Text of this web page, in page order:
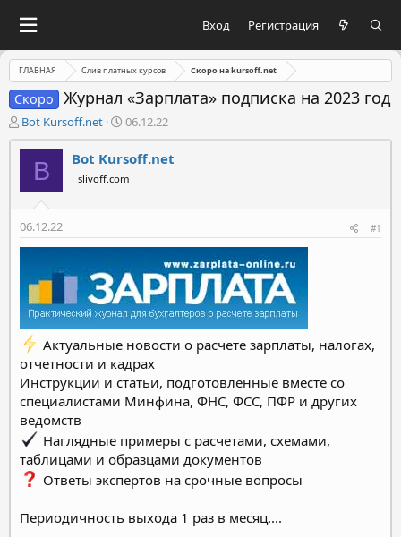
Вход Регистрация
ГЛАВНАЯ Слив платных курсов Скоро на kursoff.net
Скоро Журнал «Зарплата» подписка на 2023 год
А
в
т
м
ы
Bot Kursoff.net
Д
а
т
а
н
а
л
а
06.12.22
B Bot Kursoff.net
slivoff.com
06.12.22 #1
Актуальные новости о расчете зарплаты, налогах,
отчетности и кадрах
Инструкции и статьи, подготовленные вместе со
специалистами Минфина, ФНС, ФСС, ПФР и других
ведомств
Наглядные примеры с расчетами, схемами,
таблицами и образцами документов
Ответы экспертов на срочные вопросы
Периодичность выхода 1 раз в месяц....